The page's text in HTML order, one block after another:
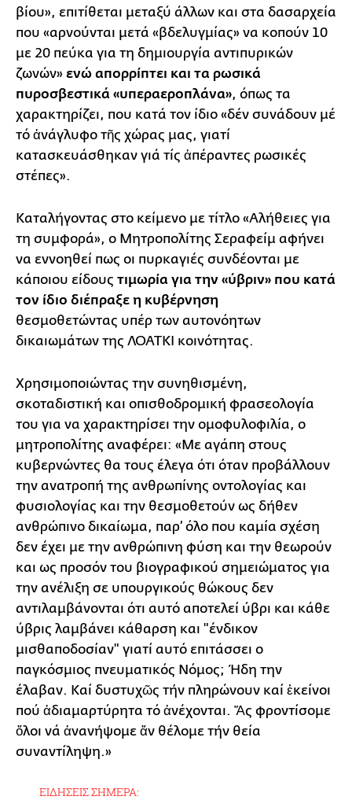
βίου», επιτίθεται μεταξύ άλλων και στα δασαρχεία
που «αρνούνται μετά «βδελυγμίας» να κοπούν 10
με 20 πεύκα για τη δημιουργία αντιπυρικών
ζωνών» ενώ απορρίπτει και τα ρωσικά
πυροσβεστικά «υπεραεροπλάνα», όπως τα
χαρακτηρίζει, που κατά τον ίδιο «δέν συνάδουν μέ
τό ἀνάγλυφο τῆς χώρας μας, γιατί
κατασκευάσθηκαν γιά τίς ἀπέραντες ρωσικές
στέπες».
Καταλήγοντας στο κείμενο με τίτλο «Αλήθειες για
τη συμφορά», ο Μητροπολίτης Σεραφείμ αφήνει
να εννοηθεί πως οι πυρκαγιές συνδέονται με
κάποιου είδους τιμωρία για την «ύβριν» που κατά
τον ίδιο διέπραξε η κυβέρνηση
θεσμοθετώντας υπέρ των αυτονόητων
δικαιωμάτων της ΛΟΑΤΚΙ κοινότητας.
Χρησιμοποιώντας την συνηθισμένη,
σκοταδιστική και οπισθοδρομική φρασεολογία
του για να χαρακτηρίσει την ομοφυλοφιλία, ο
μητροπολίτης αναφέρει: «Με αγάπη στους
κυβερνώντες θα τους έλεγα ότι όταν προβάλλουν
την ανατροπή της ανθρωπίνης οντολογίας και
φυσιολογίας και την θεσμοθετούν ως δήθεν
ανθρώπινο δικαίωμα, παρ’ όλο που καμία σχέση
δεν έχει με την ανθρώπινη φύση και την θεωρούν
και ως προσόν του βιογραφικού σημειώματος για
την ανέλιξη σε υπουργικούς θώκους δεν
αντιλαμβάνονται ότι αυτό αποτελεί ύβρι και κάθε
ύβρις λαμβάνει κάθαρση και "ένδικον
μισθαποδοσίαν" γιατί αυτό επιτάσσει ο
παγκόσμιος πνευματικός Νόμος; Ήδη την
έλαβαν. Καί δυστυχῶς τήν πληρώνουν καί ἐκείνοι
πού ἀδιαμαρτύρητα τό ἀνέχονται. Ἄς φροντίσομε
ὅλοι νά ἀνανήψομε ἄν θέλομε τήν θεία
συναντίληψη.»
ΕΙΔΗΣΕΙΣ ΣΗΜΕΡΑ: